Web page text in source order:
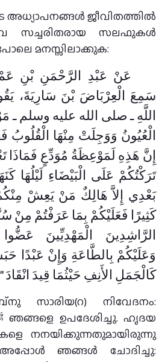
സച്ചരിതരായ സലഫുകള്‍
മനസ്സിലാക്കുക:
عَنْ عَبْدِ الرَّحْمَنِ بْنِ
سَمِعَ الْعِرْبَاضَ بْنَ سَارِيَةَ،
اللَّهِ ـ صلى الله عليه وسلم
الْعُيُونُ وَوَجِلَتْ مِنْهَا الْقُلُوبُ
إِنَّ هَذِهِ لَمَوْعِظَةُ مُوَدِّعٍ فَمَاذَا
تَرَكْتُكُمْ عَلَى الْبَيْضَاءِ لَيْلُهَا
بَعْدِي إِلاَّ هَالِكٌ مَنْ يَعِشْ
كَثِيرًا فَعَلَيْكُمْ بِمَا عَرَفْتُمْ مِنْ
الرَّاشِدِينَ الْمَهْدِيِّينَ عَضُّوا
وَعَلَيْكُمْ بِالطَّاعَةِ وَإِنْ عَبْدًا
كَالْجَمَلِ الأَنِفِ حَيْثُمَا قِيدَ انْقَادَ
സാരിയ(റ) നിവേദനം:
നനയിക്കുന്നതുമായിരുന്നു
ഞങ്ങള്‍ ചോദിച്ചു: